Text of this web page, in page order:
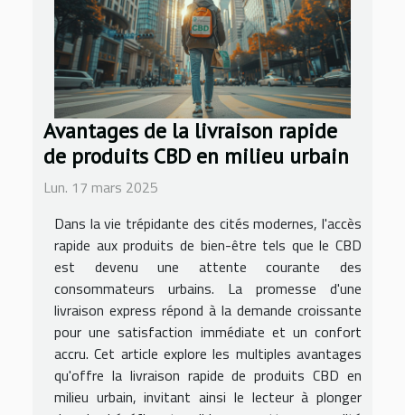
Avantages de la livraison rapide
de produits CBD en milieu urbain
Lun. 17 mars 2025
Dans la vie trépidante des cités modernes, l'accès
rapide aux produits de bien-être tels que le CBD
est devenu une attente courante des
consommateurs urbains. La promesse d'une
livraison express répond à la demande croissante
pour une satisfaction immédiate et un confort
accru. Cet article explore les multiples avantages
qu'offre la livraison rapide de produits CBD en
milieu urbain, invitant ainsi le lecteur à plonger